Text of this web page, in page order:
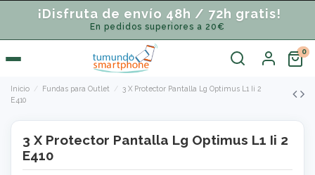
¡Disfruta de envío 48h / 72h gratis!
En pedidos superiores a 20€
Inicio Fundas para Outlet
3 X Protector Pantalla Lg Optimus L1 Ii 2
E410
3 X Protector Pantalla Lg Optimus L1 Ii 2
E410